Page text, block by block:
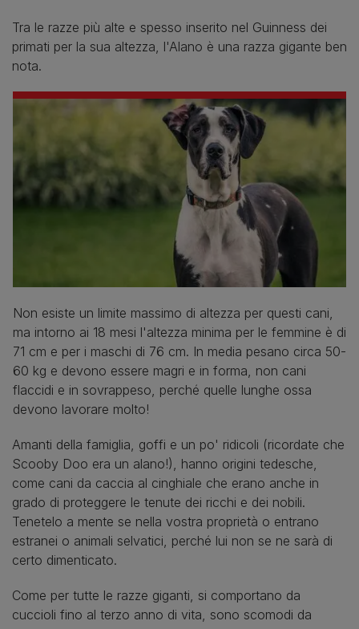
Tra le razze più alte e spesso inserito nel Guinness dei
primati per la sua altezza, l'Alano è una razza gigante ben
nota.
Non esiste un limite massimo di altezza per questi cani,
ma intorno ai 18 mesi l'altezza minima per le femmine è di
71 cm e per i maschi di 76 cm. In media pesano circa 50-
60 kg e devono essere magri e in forma, non cani
flaccidi e in sovrappeso, perché quelle lunghe ossa
devono lavorare molto!
Amanti della famiglia, goffi e un po' ridicoli (ricordate che
Scooby Doo era un alano!), hanno origini tedesche,
come cani da caccia al cinghiale che erano anche in
grado di proteggere le tenute dei ricchi e dei nobili.
Tenetelo a mente se nella vostra proprietà o entrano
estranei o animali selvatici, perché lui non se ne sarà di
certo dimenticato.
Come per tutte le razze giganti, si comportano da
cuccioli fino al terzo anno di vita, sono scomodi da